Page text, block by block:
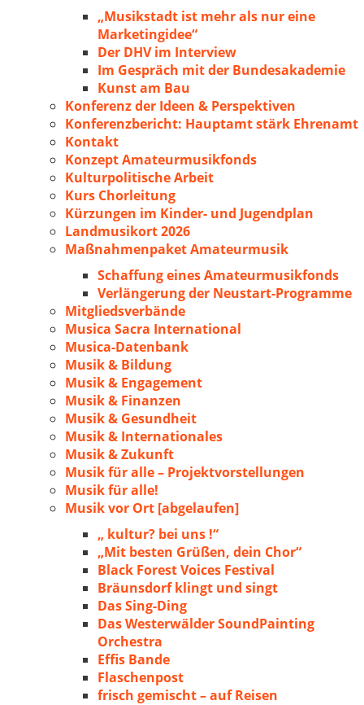
„Musikstadt ist mehr als nur eine
Marketingidee“
Der DHV im Interview
Im Gespräch mit der Bundesakademie
Kunst am Bau
Konferenz der Ideen & Perspektiven
Konferenzbericht: Hauptamt stärk Ehrenamt
Kontakt
Konzept Amateurmusikfonds
Kulturpolitische Arbeit
Kurs Chorleitung
Kürzungen im Kinder- und Jugendplan
Landmusikort 2026
Maßnahmenpaket Amateurmusik
Schaffung eines Amateurmusikfonds
Verlängerung der Neustart-Programme
Mitgliedsverbände
Musica Sacra International
Musica-Datenbank
Musik & Bildung
Musik & Engagement
Musik & Finanzen
Musik & Gesundheit
Musik & Internationales
Musik & Zukunft
Musik für alle – Projektvorstellungen
Musik für alle!
Musik vor Ort [abgelaufen]
„ kultur? bei uns !“
„Mit besten Grüßen, dein Chor“
Black Forest Voices Festival
Bräunsdorf klingt und singt
Das Sing-Ding
Das Westerwälder SoundPainting
Orchestra
Effis Bande
Flaschenpost
frisch gemischt – auf Reisen